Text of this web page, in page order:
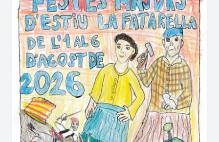
Un autèntic paradís per als amants del format
físic i una cita imprescindible per a
col·leccionistes i melòmans.
Divendres de 15.00 a 20.30 h, Dissabte de 10.00
a 20.30 h, Diumenge de 10.00 a 19.00 h.
Entrada gratuïta als menors de 12 anys.
Més informació